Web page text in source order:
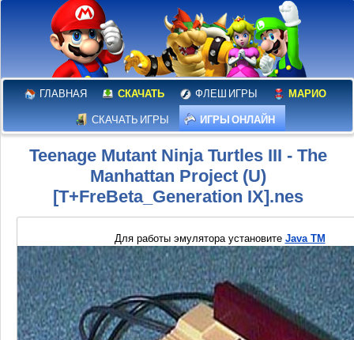
ГЛАВНАЯ СКАЧАТЬ ФЛЕШ ИГРЫ МАРИО
СКАЧАТЬ ИГРЫ ИГРЫ ОНЛАЙН
Teenage Mutant Ninja Turtles III - The
Manhattan Project (U)
[T+FreBeta_Generation IX].nes
Для работы эмулятора установите Java TM